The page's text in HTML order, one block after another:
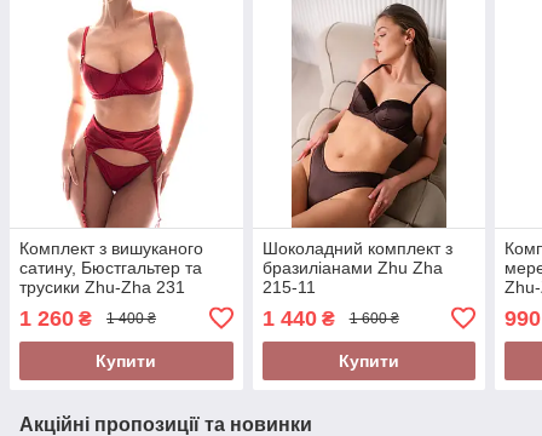
Комплект з вишуканого
сатину, Бюстгальтер та
трусики Zhu-Zha 231
1 260 ₴ 1 400 ₴
Купити
Шоколадний комплект з
бразиліанами Zhu Zha
215-11
1 440₴ 1 600 ₴
Купити
990
Акційні пропозиції та новинки